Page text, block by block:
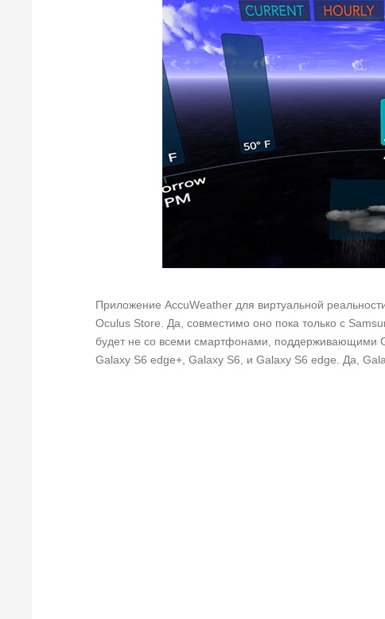
Приложение AccuWeather для виртуальной
Oculus Store. Да, совместимо оно пока только с
будет не со всеми смартфонами, поддерживающими
Galaxy S6 edge+, Galaxy S6, и Galaxy S6 edge. Да,